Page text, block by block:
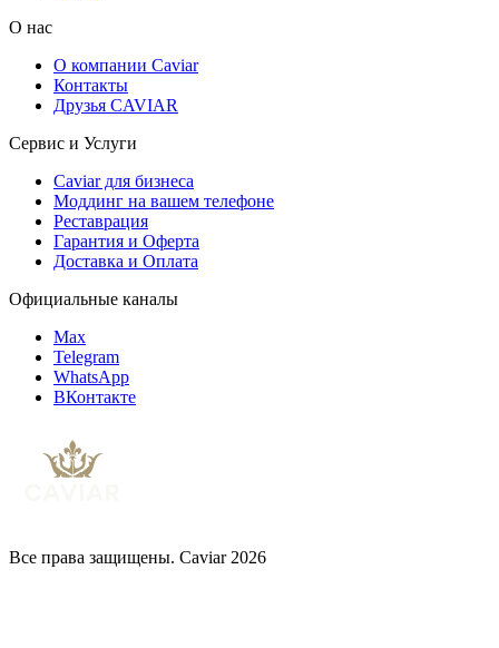
О нас
О компании Caviar
Контакты
Друзья CAVIAR
Сервис и Услуги
Caviar для бизнеса
Моддинг на вашем телефоне
Реставрация
Гарантия и Оферта
Доставка и Оплата
Официальные каналы
Max
Telegram
WhatsApp
ВКонтакте
Все права защищены. Caviar 2026